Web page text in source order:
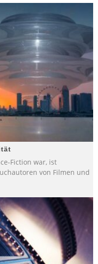
Fiction war, ist
von Filmen und